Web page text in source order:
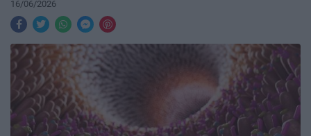
16/06/2026